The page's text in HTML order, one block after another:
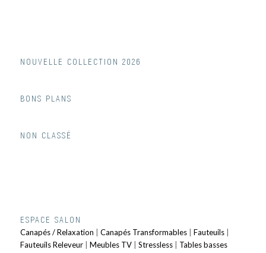
NOUVELLE COLLECTION 2026
BONS PLANS
NON CLASSÉ
ESPACE SALON
Canapés / Relaxation Canapés Transformables| Fauteuils|
Fauteuils Releveur| Meubles TV| Stressless| Tables basses